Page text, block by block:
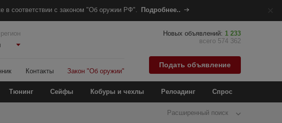
в соответствии с законом "Об оружии РФ". Подробнее..
Контакты Закон "Об оружии"
Новых объявлений: 1 233
всего 574 362
Подать объявление
Тюнинг Сейфы Кобуры и чехлы Релоадинг Спрос
Расширенный поиск